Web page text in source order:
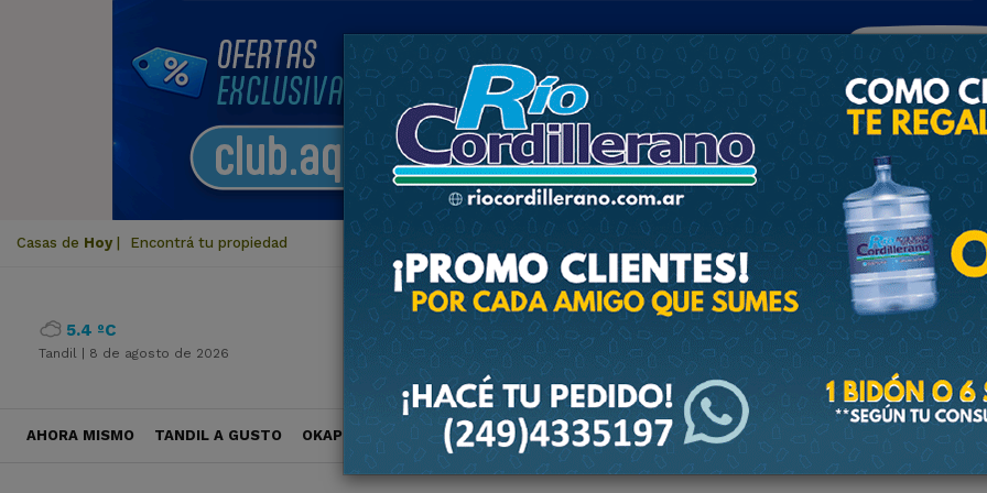
Casas de Hoy Encontrá tu propiedad
5.4 ºC
Tandil | 8 de agosto de 2026
AHORA MISMO TANDIL A GUSTO OKAPI VIAJES POLÍTICA POLICIALES DEPORTES SOCIEDAD NACIONALES